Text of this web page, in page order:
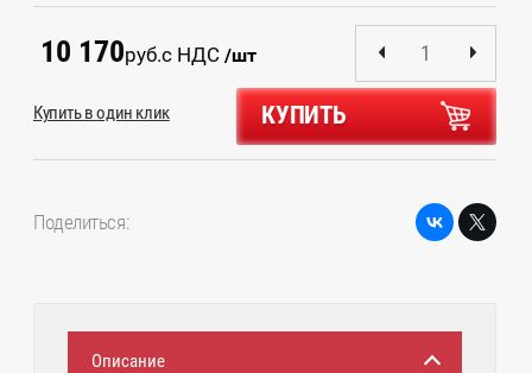
10 170руб.с НДС /шт
КУПИТЬ
Купить в один клик
Поделиться:
Описание